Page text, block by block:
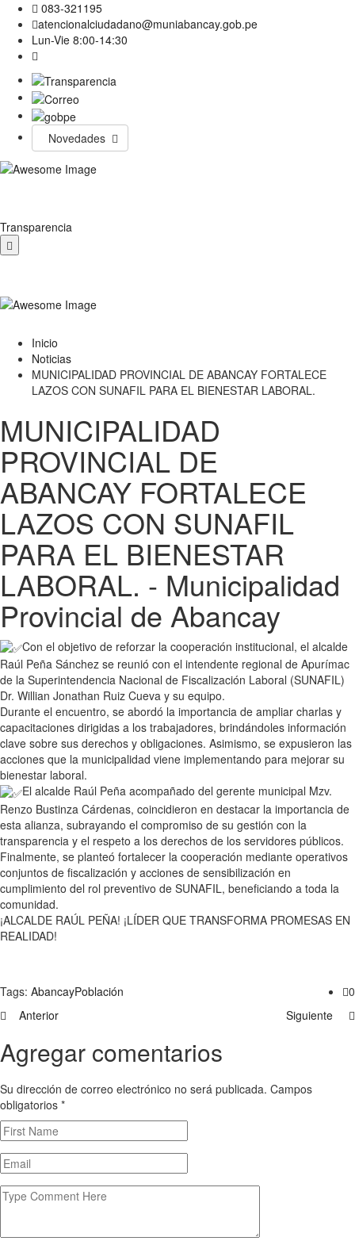
083-321195
atencionalciudadano@muniabancay.gob.pe
Lun-Vie 8:00-14:30
Novedades
Transparencia
Inicio
Noticias
MUNICIPALIDAD PROVINCIAL DE ABANCAY FORTALECE
LAZOS CON SUNAFIL PARA EL BIENESTAR LABORAL.
MUNICIPALIDAD
PROVINCIAL DE
ABANCAY FORTALECE
LAZOS CON SUNAFIL
PARA EL BIENESTAR
LABORAL. - Municipalidad
Provincial de Abancay
Con el objetivo de reforzar la cooperación institucional, el alcalde
Raúl Peña Sánchez se reunió con el intendente regional de Apurímac
de la Superintendencia Nacional de Fiscalización Laboral (SUNAFIL)
Dr. Willian Jonathan Ruiz Cueva y su equipo.
Durante el encuentro, se abordó la importancia de ampliar charlas y
capacitaciones dirigidas a los trabajadores, brindándoles información
clave sobre sus derechos y obligaciones. Asimismo, se expusieron las
acciones que la municipalidad viene implementando para mejorar su
bienestar laboral.
El alcalde Raúl Peña acompañado del gerente municipal Mzv.
Renzo Bustinza Cárdenas, coincidieron en destacar la importancia de
esta alianza, subrayando el compromiso de su gestión con la
transparencia y el respeto a los derechos de los servidores públicos.
Finalmente, se planteó fortalecer la cooperación mediante operativos
conjuntos de fiscalización y acciones de sensibilización en
cumplimiento del rol preventivo de SUNAFIL, beneficiando a toda la
comunidad.
¡ALCALDE RAÚL PEÑA! ¡LÍDER QUE TRANSFORMA PROMESAS EN
REALIDAD!
Tags: AbancayPoblación
0
Anterior
Siguiente
Agregar comentarios
Su dirección de correo electrónico no será publicada. Campos
obligatorios *